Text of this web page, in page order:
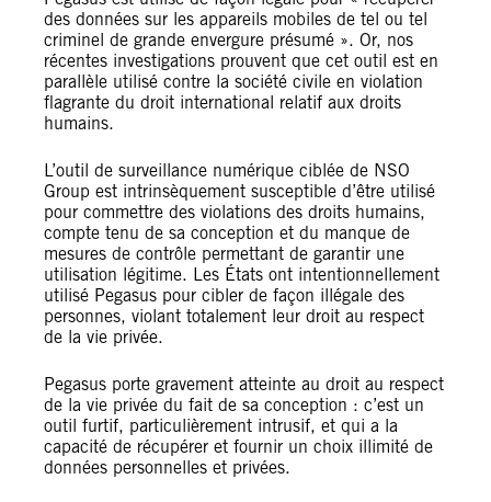
des données sur les appareils mobiles de tel ou tel
criminel de grande envergure présumé ». Or, nos
récentes investigations prouvent que cet outil est en
parallèle utilisé contre la société civile en violation
flagrante du droit international relatif aux droits
humains.
L’outil de surveillance numérique ciblée de NSO
Group est intrinsèquement susceptible d’être utilisé
pour commettre des violations des droits humains,
compte tenu de sa conception et du manque de
mesures de contrôle permettant de garantir une
utilisation légitime. Les États ont intentionnellement
utilisé Pegasus pour cibler de façon illégale des
personnes, violant totalement leur droit au respect
de la vie privée.
Pegasus porte gravement atteinte au droit au respect
de la vie privée du fait de sa conception : c’est un
outil furtif, particulièrement intrusif, et qui a la
capacité de récupérer et fournir un choix illimité de
données personnelles et privées.